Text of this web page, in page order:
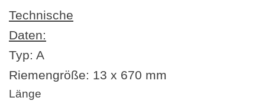
Technische
Daten:
Typ: A
Riemengröße: 13 x 670 mm
Länge